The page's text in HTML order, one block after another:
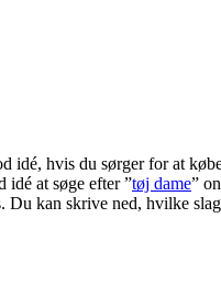
hvis du sørger for at
at søge efter ”tøj dame”
kan skrive ned, hvilke